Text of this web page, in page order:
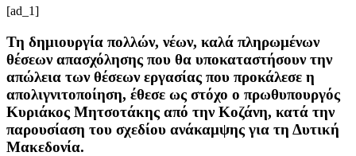
[ad_1]
Τη δημιουργία πολλών, νέων, καλά πληρωμένων
θέσεων απασχόλησης που θα υποκαταστήσουν την
απώλεια των θέσεων εργασίας που προκάλεσε η
απολιγνιτοποίηση, έθεσε ως στόχο ο πρωθυπουργός
Κυριάκος Μητσοτάκης από την Κοζάνη, κατά την
παρουσίαση του σχεδίου ανάκαμψης για τη Δυτική
Μακεδονία.